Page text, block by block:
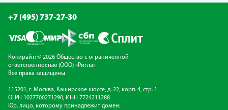
+7 (495) 737-27-30
Копирайт: © 2026 Общество с ограниченной
ответственностью (ООО) «Ригла»
Все права защищены
115201, г. Москва, Каширское шоссе, д. 22, корп. 4, стр. 1
ОГРН 1027700271290; ИНН 7724211288
Юр. лицо, которому принадлежит домен: